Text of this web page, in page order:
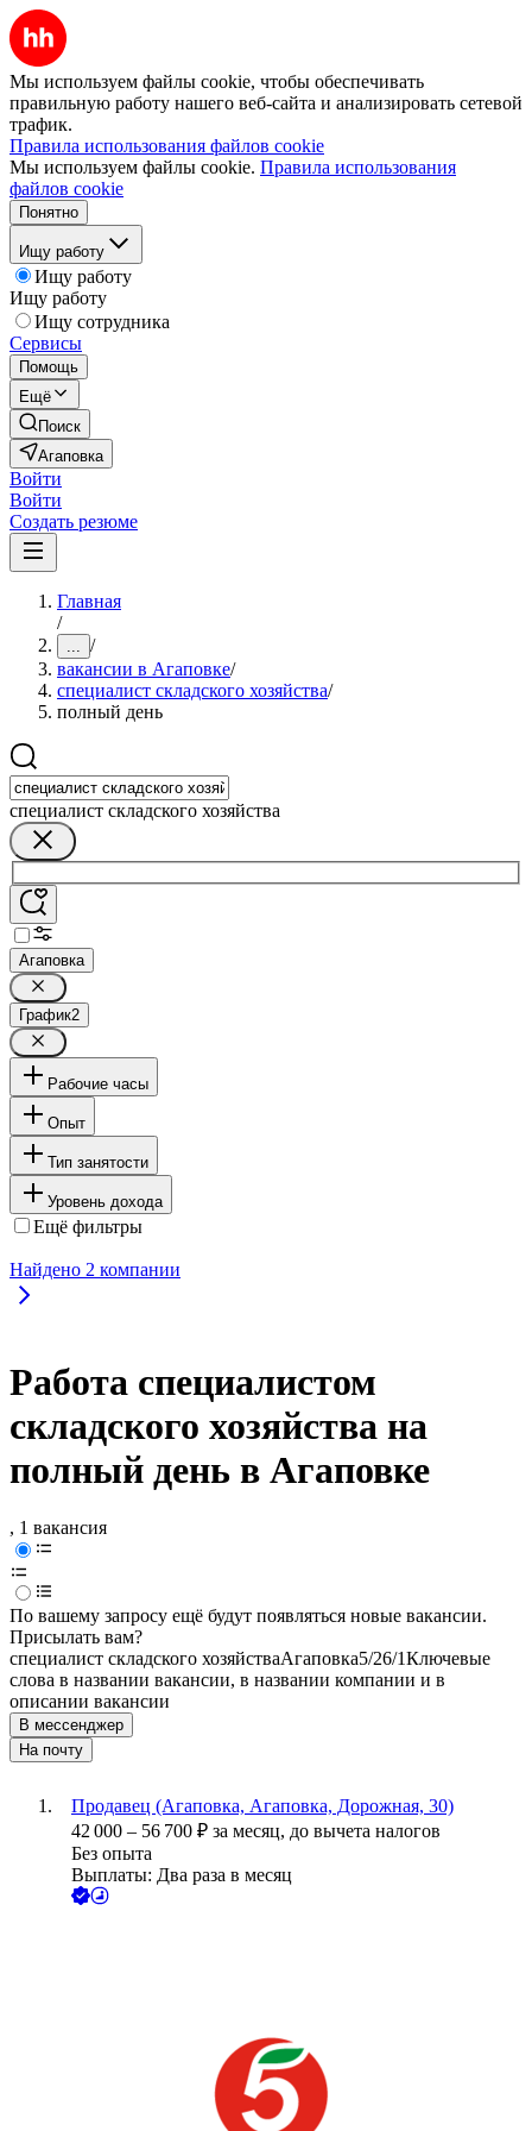
Мы используем файлы cookie, чтобы обеспечивать
правильную работу нашего веб-сайта и анализировать сетевой
трафик.
Правила использования файлов cookie
Мы используем файлы cookie. Правила использования
файлов cookie
Понятно
Ищу работу
Ищу работу
Ищу работу
Ищу сотрудника
Сервисы
Помощь
Ещё
Поиск
Агаповка
Войти
Войти
Создать резюме
Главная
/
... /
вакансии в Агаповке/
специалист складского хозяйства/
полный день
специалист складского хозяйства
Агаповка
График2
Рабочие часы
Опыт
Тип занятости
Уровень дохода
Ещё фильтры
Найдено 2 компании
Работа специалистом
складского хозяйства на
полный день в Агаповке
, 1 вакансия
По вашему запросу ещё будут появляться новые вакансии.
Присылать вам?
специалист складского хозяйстваАгаповка5/26/1Ключевые
слова в названии вакансии, в названии компании и в
описании вакансии
В мессенджер
На почту
Продавец (Агаповка, Агаповка, Дорожная, 30)
42 000 – 56 700 ₽ за месяц, до вычета налогов
Без опыта
Выплаты: Два раза в месяц